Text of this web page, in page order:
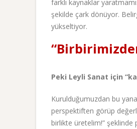
farklı kaynaklar
şekilde çark dönüyor.
yükseltiyor.
Peki Leyli Sanat için
Kurulduğumuzdan bu
perspektiften görüp
birlikte üretelim!” şeklinde